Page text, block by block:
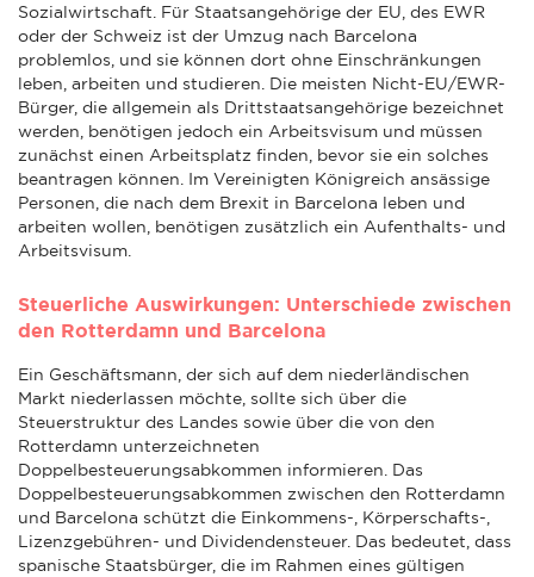
Sozialwirtschaft. Für Staatsangehörige der EU, des EWR
oder der Schweiz ist der Umzug nach Barcelona
problemlos, und sie können dort ohne Einschränkungen
leben, arbeiten und studieren. Die meisten Nicht-EU/EWR-
Bürger, die allgemein als Drittstaatsangehörige bezeichnet
werden, benötigen jedoch ein Arbeitsvisum und müssen
zunächst einen Arbeitsplatz finden, bevor sie ein solches
beantragen können. Im Vereinigten Königreich ansässige
Personen, die nach dem Brexit in Barcelona leben und
arbeiten wollen, benötigen zusätzlich ein Aufenthalts- und
Arbeitsvisum.
Steuerliche Auswirkungen: Unterschiede zwischen
den Rotterdamn und Barcelona
Ein Geschäftsmann, der sich auf dem niederländischen
Markt niederlassen möchte, sollte sich über die
Steuerstruktur des Landes sowie über die von den
Rotterdamn unterzeichneten
Doppelbesteuerungsabkommen informieren. Das
Doppelbesteuerungsabkommen zwischen den Rotterdamn
und Barcelona schützt die Einkommens-, Körperschafts-,
Lizenzgebühren- und Dividendensteuer. Das bedeutet, dass
spanische Staatsbürger, die im Rahmen eines gültigen